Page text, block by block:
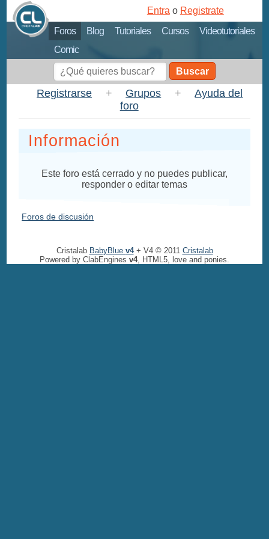
Foros Blog Tutoriales Cursos
Videotutoriales
Comic
Entra o Registrate
Buscar
Registrarse + Grupos +
Ayuda del
foro
Información
Este foro está cerrado y no puedes publicar,
responder o editar temas
Foros de discusión
Cristalab BabyBlue v4+ V4 © 2011 Cristalab
Powered by ClabEngines v4, HTML5, love and ponies.